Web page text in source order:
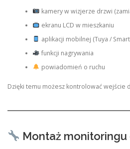
kamery w wizjerze drzwi
ekranu LCD w mieszkaniu
aplikacji mobilnej (Tuya /
funkcji nagrywania
powiadomień o ruchu
Dzięki temu możesz kontrolować wejście
Montaż monitoringu